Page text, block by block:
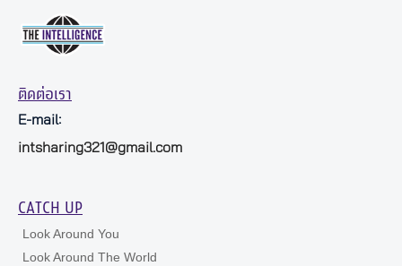
ติดต่อเรา
E-mail:
intsharing321@gmail.com
CATCH UP
Look Around You
Look Around The World